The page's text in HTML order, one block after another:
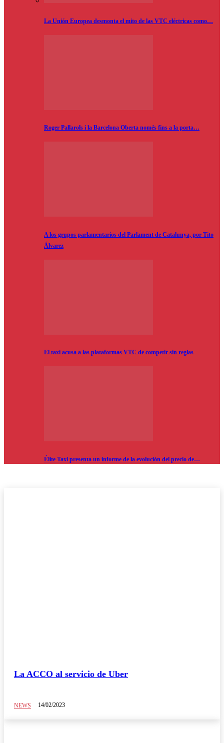
La Unión Europea desmonta el mito de las VTC eléctricas como…
Roger Pallarols i la Barcelona Oberta només fins a la porta…
A los grupos parlamentarios del Parlament de Catalunya, por Tito
Álvarez
El taxi acusa a las plataformas VTC de competir sin reglas
Élite Taxi presenta un informe de la evolución del precio de…
La ACCO al servicio de Uber
NEWS 14/02/2023